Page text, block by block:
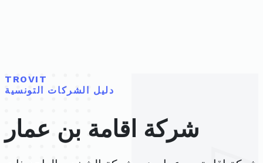
TROVIT
دليل الشركات التونسية
شركة اقامة بن عمار